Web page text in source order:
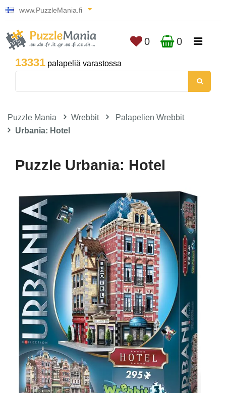
www.PuzzleMania.fi
13331 palapeliä varastossa
0 0
Puzzle Mania Wrebbit
Palapelien Wrebbit
Urbania: Hotel
Puzzle Urbania: Hotel